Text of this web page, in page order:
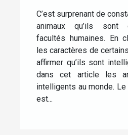
C’est surprenant de
animaux qu’ils sont
facultés humaines. En
les caractères de
affirmer qu’ils sont
dans cet article les
intelligents au monde.
est...